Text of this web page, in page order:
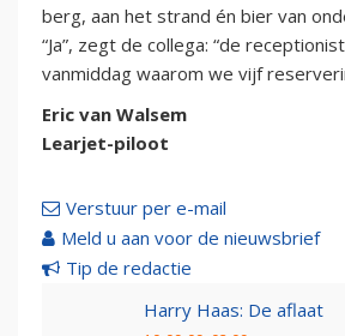
berg, aan het strand én bier van
“Ja”, zegt de collega: “de
vanmiddag waarom we vijf
Eric van Walsem
Learjet-piloot
Verstuur per e-mail
Meld u aan voor de nieuwsbrief
Tip de redactie
Harry Haas: De aflaat